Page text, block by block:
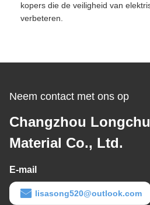
kopers die de veiligheid van
verbeteren.
Neem contact met ons op
Changzhou
Material Co., Ltd.
E-mail
lisasong520@outlook.com